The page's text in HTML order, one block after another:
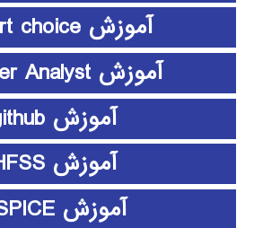
آموزش expert choice
آموزش Frontier Analyst
آموزش github
آموزش HFSS
آموزش HSPICE